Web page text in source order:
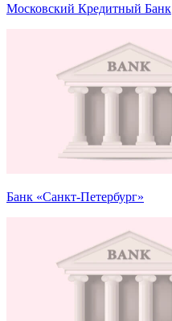
Московский Кредитный Банк
Банк «Санкт-Петербург»